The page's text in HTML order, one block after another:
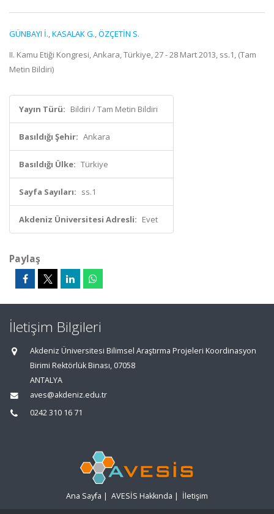
GÜNBAYI İ.,KASALAK G.,ÖZÇETİN S.
II. Kamu Etiği Kongresi, Ankara, Türkiye, 27 - 28 Mart 2013, ss.1, (Tam
Metin Bildiri)
Yayın Türü: Bildiri / Tam Metin Bildiri
Basıldığı Şehir: Ankara
Basıldığı Ülke: Türkiye
Sayfa Sayıları: ss.1
Akdeniz Üniversitesi Adresli: Evet
Paylaş
İletişim Bilgileri
Akdeniz Üniversitesi Bilimsel Araştırma Projeleri Koordinasyon
Birimi Rektörlük Binası, 07058
ANTALYA
aves@akdeniz.edu.tr
0242 310 16 71
Ana Sayfa | AVESİS Hakkında | İletişim